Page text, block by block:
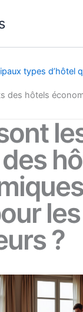
types d’hôtel
des hôtels
les
?